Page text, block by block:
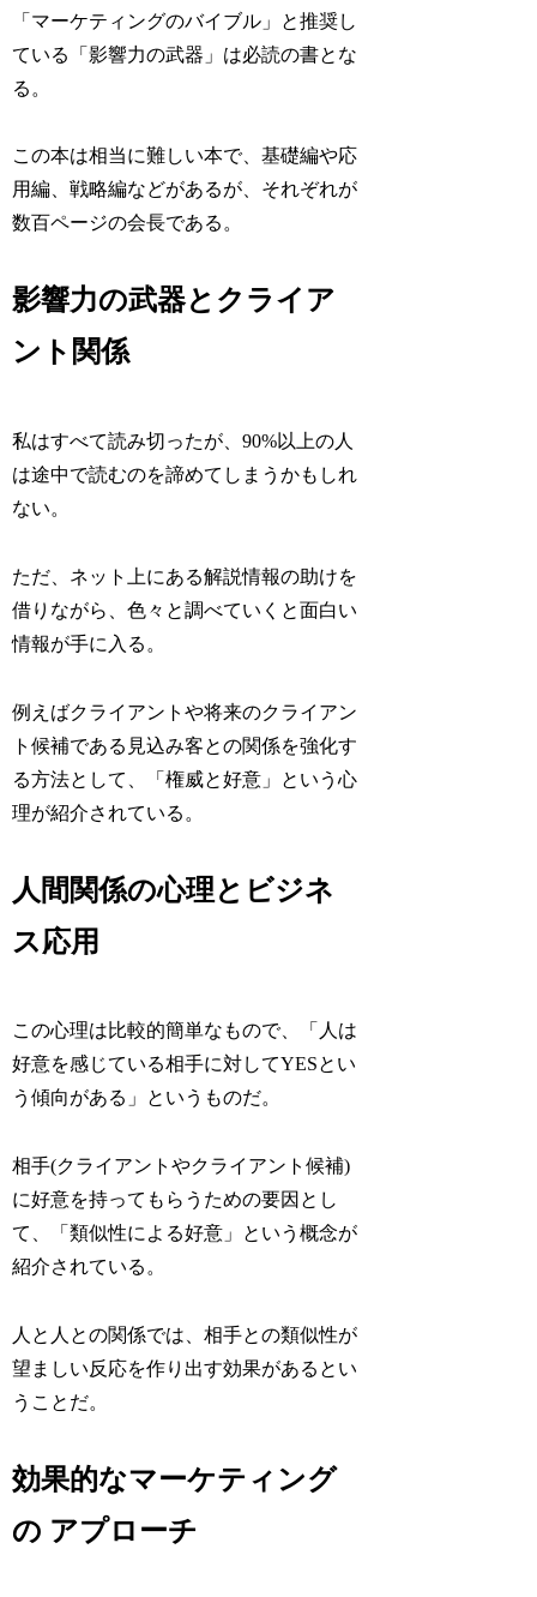
「マーケティングのバイブル」と推奨し
ている「影響力の武器」は必読の書とな
る。
この本は相当に難しい本で、基礎編や応
用編、戦略編などがあるが、それぞれが
数百ページの会長である。
影響力の武器とクライア
ント関係
私はすべて読み切ったが、90%以上の人
は途中で読むのを諦めてしまうかもしれ
ない。
ただ、ネット上にある解説情報の助けを
借りながら、色々と調べていくと面白い
情報が手に入る。
例えばクライアントや将来のクライアン
ト候補である見込み客との関係を強化す
る方法として、「権威と好意」という心
理が紹介されている。
人間関係の心理とビジネ
ス応用
この心理は比較的簡単なもので、「人は
好意を感じている相手に対してYESとい
う傾向がある」というものだ。
相手(クライアントやクライアント候補)
に好意を持ってもらうための要因とし
て、「類似性による好意」という概念が
紹介されている。
人と人との関係では、相手との類似性が
望ましい反応を作り出す効果があるとい
うことだ。
効果的なマーケティング
の アプローチ